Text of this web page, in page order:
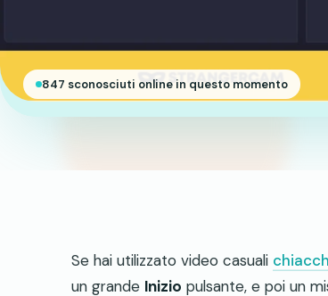
847 sconosciuti online in questo momento
Se hai utilizzato video casuali
un grande Inizio pulsante, e poi un